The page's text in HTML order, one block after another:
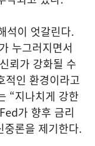
석이 엇갈린다.
누그러지면서
뢰가 강화될 수
적인 환경이라고
“지나치게 강한
가 향후 금리
중론을 제기한다.